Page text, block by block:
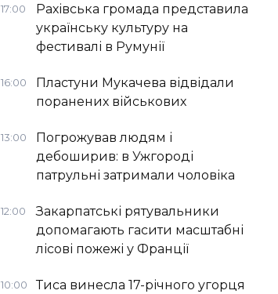
17:00
Рахівська громада представила
українську культуру на
фестивалі в Румунії
16:00
Пластуни Мукачева відвідали
поранених військових
13:00
Погрожував людям і
дебоширив: в Ужгороді
патрульні затримали чоловіка
12:00
Закарпатські рятувальники
допомагають гасити масштабні
лісові пожежі у Франції
10:00
Тиса винесла 17-річного угорця